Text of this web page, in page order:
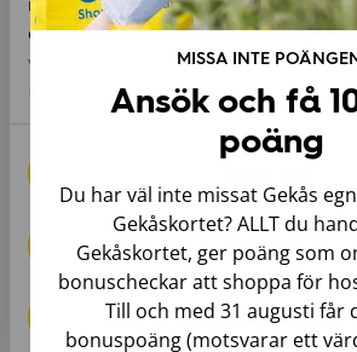
de sociala medier och annons- och
vi samarbetar med. Dessa kan i sin
informationen med annan
tillhandahållit eller som de har
Anpassa
Avvisa
GLASÖGONFABRIKEN
Leverans samma
Glasögonfabriken har en unik
där tillverkning, slipning och
glasögon sker på plats i
MISSA INTE
Ansök och få
poäng
Du har väl inte missat Gekås
Gekåskortet? ALLT du
Gekåskortet, ger poäng som
bonuscheckar att shoppa för
Till och med 31 augusti får
bonuspoäng (motsvarar ett